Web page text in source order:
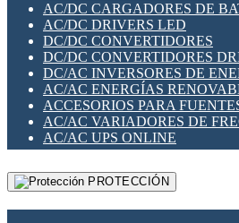
TARJETAS PI
UNIÓN Y DERIVACIÓN DE
SWITCHES Y REDES WIFI
SOLUCIONES IOT
SOLUCIONES LORAWAN
SOLUCIONES RED CELULAR
SEGURIDAD PARA REDES
SWITCHES LAN
TELEFONÍA IP (VOIP)
VIGILANCIA IP (CCTV)
MESHTASTIC
AC/DC CARGADORES DE
AC/DC DRIVERS LED
DC/DC CONVERTIDORES
DC/DC CONVERTIDORES
DC/AC INVERSORES DE
AC/AC ENERGÍAS
ACCESORIOS PARA
AC/AC VARIADORES DE
AC/AC UPS ONLINE
PROTECCIÓN